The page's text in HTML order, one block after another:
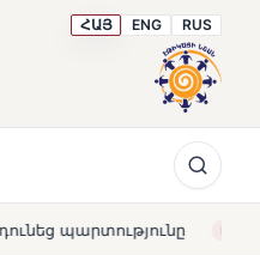
ՀԱՅ ENG RUS
HOT Մարթա Կոս.